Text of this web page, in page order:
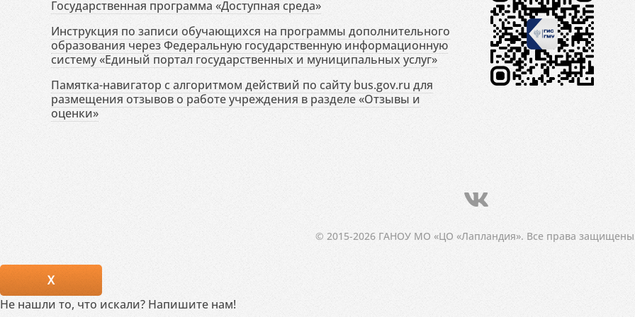
Государственная программа «Доступная среда»
Инструкция по записи обучающихся на программы дополнительного
образования через Федеральную государственную информационную
систему «Единый портал государственных и муниципальных услуг»
Памятка-навигатор с алгоритмом действий по сайту bus.gov.ru для
размещения отзывов о работе учреждения в разделе «Отзывы и
оценки»
© 2015-2026 ГАНОУ МО «ЦО «Лапландия». Все права
X
Не нашли то, что искали? Напишите нам!